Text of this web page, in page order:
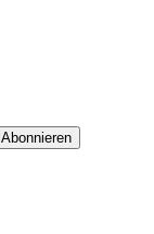
Abonnieren